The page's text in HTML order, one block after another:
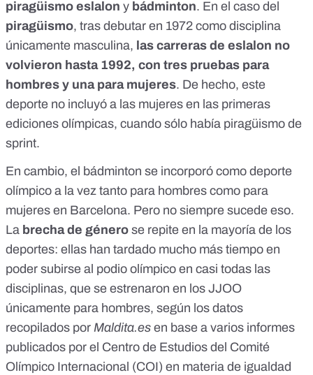
piragüismo eslalon y bádminton. En el caso del
piragüismo, tras debutar en 1972 como disciplina
únicamente masculina, las carreras de eslalon no
volvieron hasta 1992, con tres pruebas para
hombres y una para mujeres. De hecho, este
deporte no incluyó a las mujeres en las primeras
ediciones olímpicas, cuando sólo había piragüismo de
sprint.
En cambio, el bádminton se incorporó como deporte
olímpico a la vez tanto para hombres como para
mujeres en Barcelona. Pero no siempre sucede eso.
La brecha de género se repite en la mayoría de los
deportes: ellas han tardado mucho más tiempo en
poder subirse al podio olímpico en casi todas las
disciplinas, que se estrenaron en los JJOO
únicamente para hombres, según los datos
recopilados por Maldita.es en base a varios informes
publicados por el Centro de Estudios del Comité
Olímpico Internacional (COI) en materia de igualdad